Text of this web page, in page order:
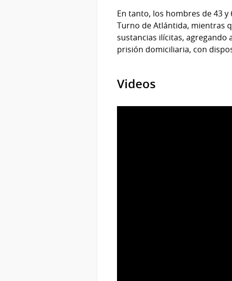
En tanto, los hombres de 43
Turno de Atlántida, mientras
sustancias ilícitas, agregando
prisión domiciliaria, con
Videos